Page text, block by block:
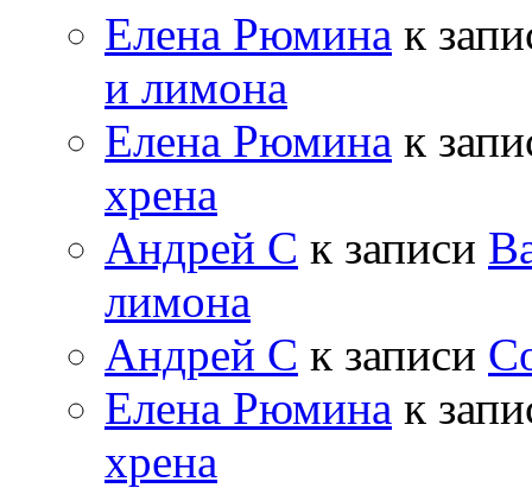
Елена Рюмина к
и лимона
Елена Рюмина к
хрена
Андрей С к записи
лимона
Андрей С к записи
Елена Рюмина к
хрена